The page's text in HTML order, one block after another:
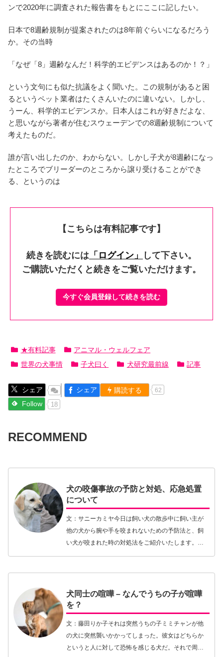
ンで2020年に調査された報告書をもとにここに記したい。
日本で8週齢規制が提案されたのは8年前ぐらいになるだろう
か。その当時
「なぜ「8」週齢なんだ！科学的エビデンスはあるのか！？」
という文句にも似た抗議をよく聞いた。この規制があると困
るというペット業者はたくさんいたのに違いない。しかし、
うーん、科学的エビデンスか。日本人はこれが好きだよな、
と思いながら著者が住むスウェーデンでの8週齢規制について
考えたものだ。
誰が言い出したのか、わからない。しかし子犬が8週齢になっ
たところでブリーダーのところから譲り受けることができ
る、というのは
【こちらは有料記事です】
続きを読むには 「ログイン」
して下さい。
ご購読いただくと続きをご覧いただけます。
今すぐ会員登録して続きを読む
★有料記事
アニマル・ウェルフェア
世界の犬事情
子犬曰く 犬研究最前線 記事
シェア シェア 購読する 62
Follow 18
RECOMMEND
犬の咬傷事故の予防と対処、応急処置
について
文：サニーカミヤ今日は飼い犬の散歩中に飼い主が
他の犬から腕や手を咬まれないための予防法と、飼
い犬が咬まれた時の対処法をご紹介いたします。ま
犬同士の喧嘩 – なんでうちの子が喧嘩
を？
文：藤田りか子それは突然うちの子ミミチャンが他
の犬に突然襲いかかってしまった。彼女はどちらか
というと人に対して恐怖を感じる犬だ。それで周り